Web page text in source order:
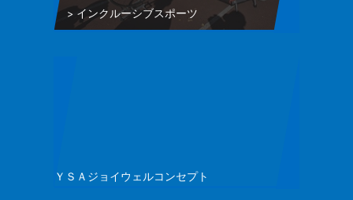
インクルーシブスポーツ
ＹＳＡジョイウェルコンセプト